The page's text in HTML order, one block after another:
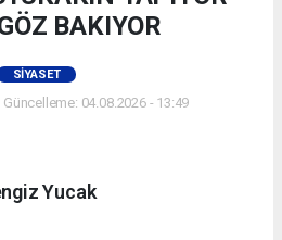
BAKIYOR
SIYASET
Güncelleme: 04.08.2026 - 13:49
Yucak